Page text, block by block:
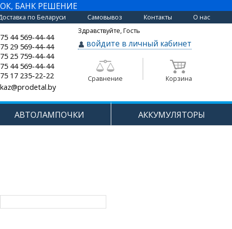
БАНК РЕШЕНИЕ
по Беларуси Самовывоз Контакты О нас
44 569-44-44
29 569-44-44
25 759-44-44
44 569-44-44
17 235-22-22
Здравствуйте, Гость
войдите в личный кабинет
Сравнение Корзина
АВТОЛАМПОЧКИ АККУМУЛЯТОРЫ